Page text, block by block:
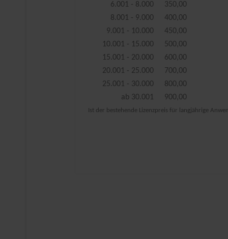
6.001 - 8.000
350,00
8.001 - 9.000
400,00
9.001 - 10.000
450,00
10.001 - 15.000
500,00
15.001 - 20.000
600,00
20.001 - 25.000
700,00
25.001 - 30.000
800,00
ab 30.001
900,00
Ist der bestehende Lizenzpreis für langjährige